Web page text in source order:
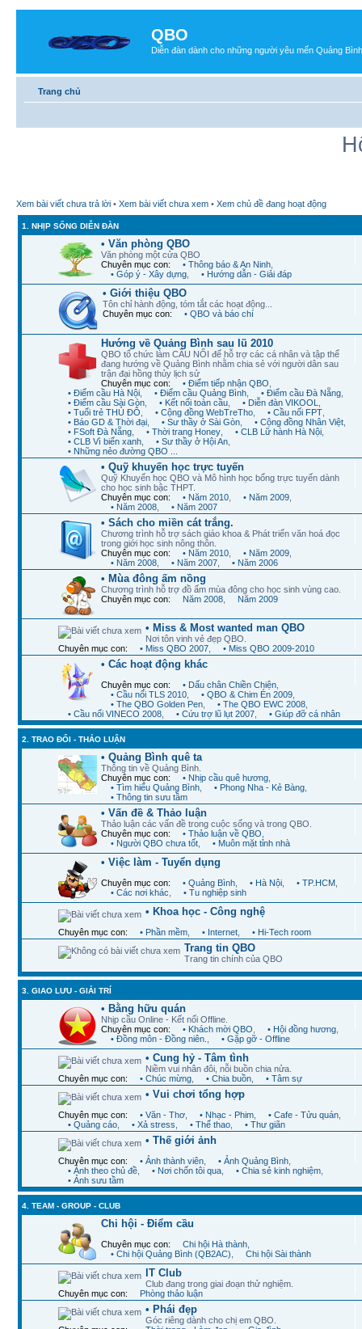
QBO
Diễn đàn dành cho những người yêu mến Quảng Bình
Trang chủ
Xem bài viết chưa trả lời • Xem bài viết chưa xem • Xem chủ đề đang hoạt động
1. NHỊP SỐNG DIỄN ĐÀN
• Văn phòng QBO
Văn phòng một cửa QBO
Chuyên mục con:
• Thông báo & An Ninh
• Góp ý - Xây dựng
• Hướng dẫn - Giải đáp
• Giới thiệu QBO
Tôn chỉ hành động, tóm tắt các hoạt động...
Chuyên mục con:
• QBO và báo chí
Hướng về Quảng Bình sau lũ 2010
QBO tổ chức làm CẦU NỐI để hỗ trợ các cá nhân và tập thể
đang hướng về Quảng Bình nhằm chia sẻ với người dân sau
trận đại hồng thủy lịch sử
Chuyên mục con:
• Điểm tiếp nhận QBO
• Điểm cầu Hà Nội
• Điểm cầu Quảng Bình • Điểm cầu Đà Nẵng
• Điểm cầu Sài Gòn
• Kết nối toàn cầu • Diễn đàn VIKOOL
• Tuổi trẻ THỦ ĐÔ
• Cộng đồng WebTreTho • Cầu nối FPT
• Báo GD & Thời đại
• Sư thầy ở Sài Gòn • Cộng đồng Nhân Việt
• FSoft Đà Nẵng
• Thời trang Honey • CLB Lữ hành Hà Nội
• CLB Vì biển xanh
• Sư thầy ở Hội An
• Những nẻo đường QBO ...
• Quỹ khuyến học trực tuyến
Quỹ Khuyến học QBO và Mô hình học bổng trực tuyến dành
cho học sinh bậc THPT.
Chuyên mục con:
• Năm 2010 • Năm 2009
• Năm 2008
• Năm 2007
• Sách cho miền cát trắng.
Chương trình hỗ trợ sách giáo khoa & Phát triển văn hoá đọc
trong giới học sinh nông thôn.
Chuyên mục con:
• Năm 2010 • Năm 2009
• Năm 2008
• Năm 2007 • Năm 2006
• Mùa đông ấm nồng
Chương trình hỗ trợ đồ ấm mùa đông cho học sinh vùng cao.
Chuyên mục con:
Năm 2008 Năm 2009
• Miss & Most wanted man QBO
Nơi tôn vinh vẻ đẹp QBO.
Chuyên mục con:
• Miss QBO 2007 • Miss QBO 2009-2010
• Các hoạt động khác
Chuyên mục con: • Dấu chân Chiền Chiện
• Cầu nối TLS 2010
• QBO & Chim Én 2009
• The QBO Golden Pen
• The QBO EWC 2008
• Cầu nối VINECO 2008
• Cứu trợ lũ lụt 2007 • Giúp đỡ cá nhân
2. TRAO ĐỔI - THẢO LUẬN
• Quảng Bình quê ta
Thông tin về Quảng Bình.
Chuyên mục con:
• Nhịp cầu quê hương
• Tìm hiểu Quảng Bình
• Phong Nha - Kẻ Bàng
• Thông tin sưu tầm
• Vấn đề & Thảo luận
Thảo luận các vấn đề trong cuộc sống và trong QBO.
Chuyên mục con:
• Thảo luận về QBO
• Người QBO chưa tốt
• Muôn mặt tỉnh nhà
• Việc làm - Tuyển dụng
Chuyên mục con: • Quảng Bình • Hà Nội • TP.HCM
• Các nơi khác
• Tu nghiệp sinh
• Khoa học - Công nghệ
Chuyên mục con: • Phần mềm • Internet • Hi-Tech room
Trang tin QBO
Trang tin chính của QBO
3. GIAO LƯU - GIẢI TRÍ
• Bằng hữu quán
Nhịp cầu Online - Kết nối Offline.
Chuyên mục con:
• Khách mời QBO • Hội đồng hương
• Đồng môn - Đồng niên.
• Gặp gỡ - Offline
• Cung hỷ - Tâm tình
Niềm vui nhân đôi, nỗi buồn chia nửa.
Chuyên mục con:
• Chúc mừng • Chia buồn • Tâm sự
• Vui chơi tổng hợp
Chuyên mục con: • Văn - Thơ • Nhạc - Phim • Cafe - Tửu quán
• Quảng cáo
• Xả stress • Thể thao • Thư giãn
• Thế giới ảnh
Chuyên mục con: • Ảnh thành viên • Ảnh Quảng Bình
• Ảnh theo chủ đề
• Nơi chốn tôi qua • Chia sẻ kinh nghiệm
• Ảnh sưu tầm
4. TEAM - GROUP - CLUB
Chi hội - Điểm cầu
Chuyên mục con: Chi hội Hà thành
• Chi hội Quảng Bình (QB2AC)
Chi hội Sài thành
IT Club
Club đang trong giai đoạn thử nghiệm.
Chuyên mục con:
Phòng thảo luận
• Phái đẹp
Góc riêng dành cho chị em QBO.